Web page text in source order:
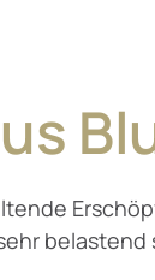
belastend